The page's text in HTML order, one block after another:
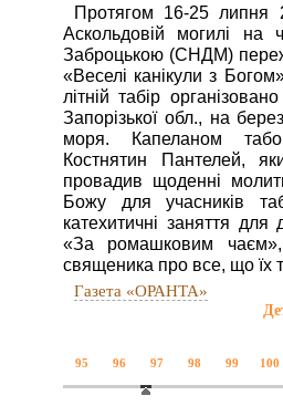
Протягом 16-25
Аскольдовій могилі на
Заброцькою (СНДМ)
«Веселі канікули з
літній табір
Запорізької обл., на
моря. Капеланом
Костнятин Пантелей,
провадив щоденні
Божу для учасників
катехитичні заняття
«За ромашковим
священика про все, що їх
Газета «ОРАНТА»
95 96 97 98 99 100